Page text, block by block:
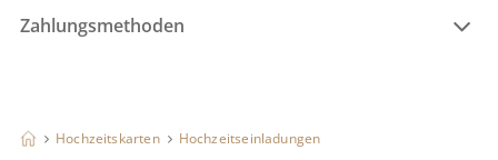
Zahlungsmethoden
Hochzeitskarten
Hochzeitseinladungen